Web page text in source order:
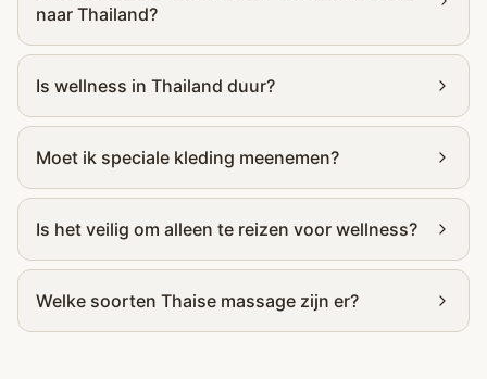
naar Thailand?
Is wellness in Thailand duur?
Moet ik speciale kleding meenemen?
Is het veilig om alleen te reizen voor wellness?
Welke soorten Thaise massage zijn er?